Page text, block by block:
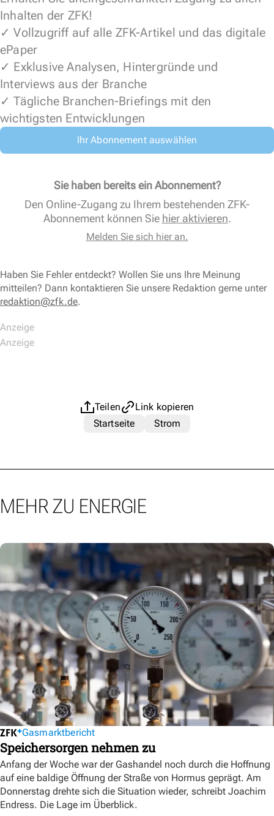
Inhalten der ZFK!
✓ Vollzugriff auf alle ZFK-Artikel und das digitale
ePaper
✓ Exklusive Analysen, Hintergründe und
Interviews aus der Branche
✓ Tägliche Branchen-Briefings mit den
wichtigsten Entwicklungen
Ihr Abonnement auswählen
Sie haben bereits ein Abonnement?
Den Online-Zugang zu Ihrem bestehenden ZFK-
Abonnement können Sie hier aktivieren.
Melden Sie sich hier an.
Haben Sie Fehler entdeckt? Wollen Sie uns Ihre Meinung
mitteilen? Dann kontaktieren Sie unsere Redaktion gerne unter
redaktion@zfk.de.
Teilen
Link kopieren
Startseite
Strom
MEHR ZU ENERGIE
Gasmarktbericht
Speichersorgen nehmen zu
Anfang der Woche war der Gashandel noch durch die Hoffnung
auf eine baldige Öffnung der Straße von Hormus geprägt. Am
Donnerstag drehte sich die Situation wieder, schreibt Joachim
Endress. Die Lage im Überblick.